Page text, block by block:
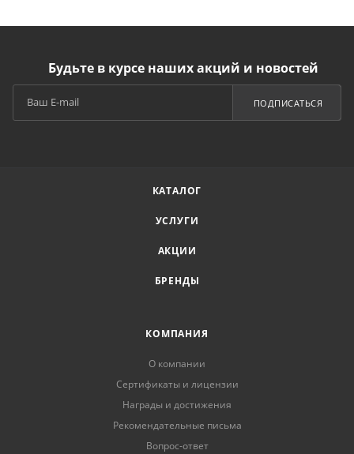
Будьте в курсе наших акций и новостей
ПОДПИСАТЬСЯ
КАТАЛОГ
УСЛУГИ
АКЦИИ
БРЕНДЫ
КОМПАНИЯ
О компании
Сертификаты и лицензии
Награды и достижения
Рекомендательные письма
Вопрос-ответ